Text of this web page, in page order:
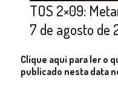
TOS 2×09:
7 de agosto de
Clique aqui para ler o
publicado nesta data